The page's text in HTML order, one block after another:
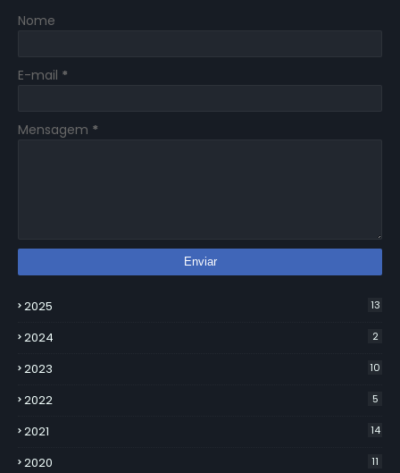
Nome
E-mail *
Mensagem *
2025 13
2024 2
2023 10
2022 5
2021 14
2020 11